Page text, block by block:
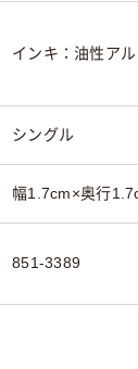
インキ：油性ア
シングル
幅1.7cm×奥行
851-3389